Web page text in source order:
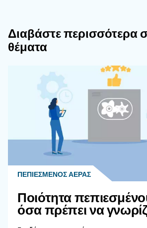
Να Μειώσουν Το
Ποιες Είναι Οι
Προηγμένη Συντήρηση
Αεροσυμπιεστή;
Πώς Η Ceccato
Και Την Αντοχή Των